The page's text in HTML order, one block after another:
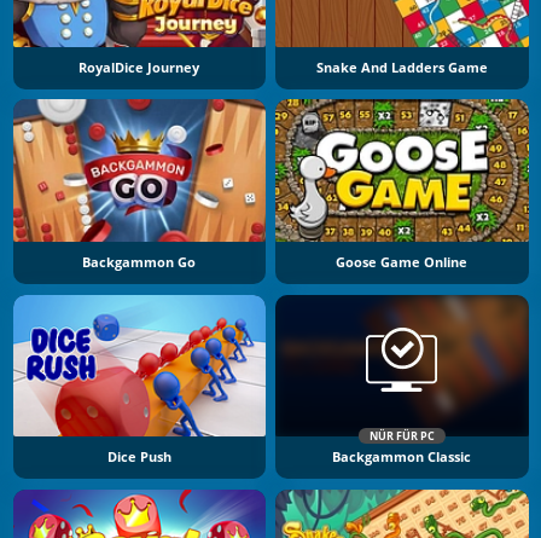
RoyalDice Journey Snake And Ladders Game
Backgammon Go Goose Game Online
Dice Push
NÜR FÜR PC
Backgammon Classic